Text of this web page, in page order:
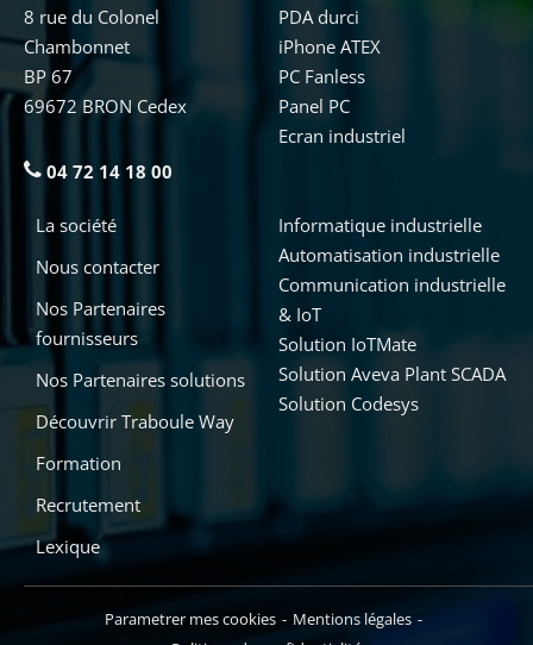
8 rue du Colonel
Chambonnet
BP 67
69672 BRON Cedex
04 72 14 18 00
Informatique industrielle
Automatisation industrielle
Communication industrielle
& IoT
Solution IoTMate
Solution Aveva Plant SCADA
Solution Codesys
PDA durci
iPhone ATEX
PC Fanless
Panel PC
Ecran industriel
La société
Nous contacter
Nos Partenaires
fournisseurs
Nos Partenaires solutions
Découvrir Traboule Way
Formation
Recrutement
Lexique
Parametrer mes cookies
Mentions légales